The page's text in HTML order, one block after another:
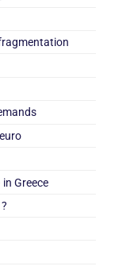
Greece